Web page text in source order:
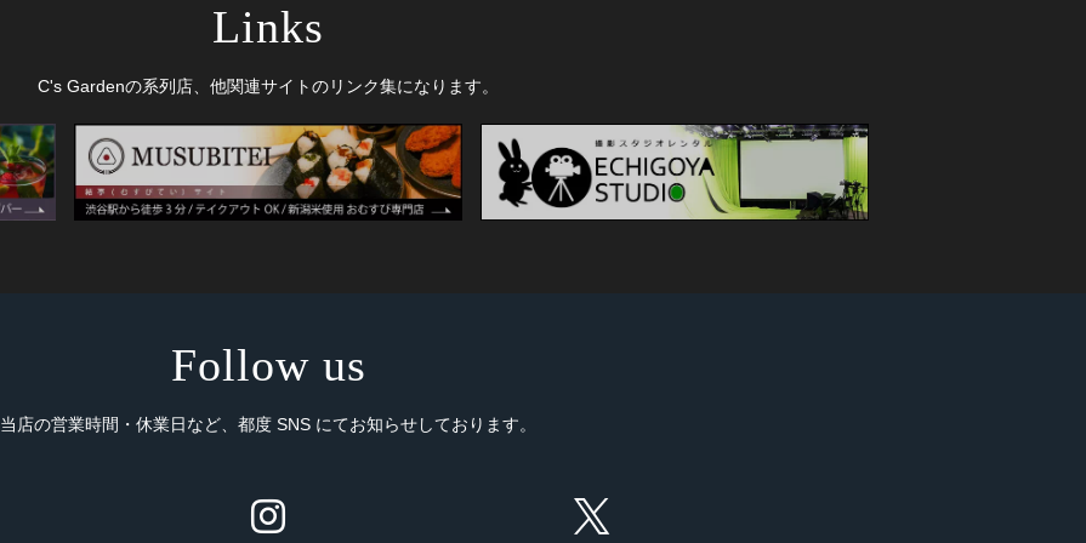
Links
C's Gardenの系列店、他関連サイトのリンク集になります。
Follow us
当店の営業時間・休業日など、都度 SNS にてお知らせしております。